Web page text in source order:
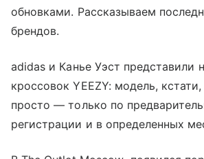
обновками. Рассказываем
брендов.
аdidas и Канье Уэст представили
кроссовок YEEZY: модель,
просто — только по
регистрации и в определенных